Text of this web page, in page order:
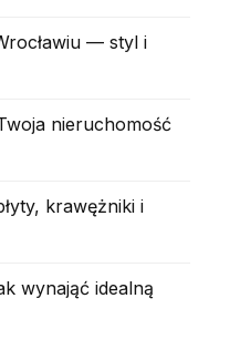
— styl i
nieruchomość
krawężniki i
wynająć idealną